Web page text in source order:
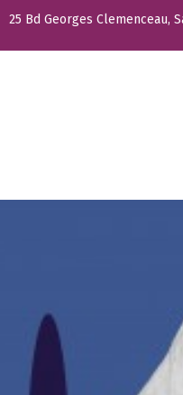
25 Bd Georges Clemenceau,